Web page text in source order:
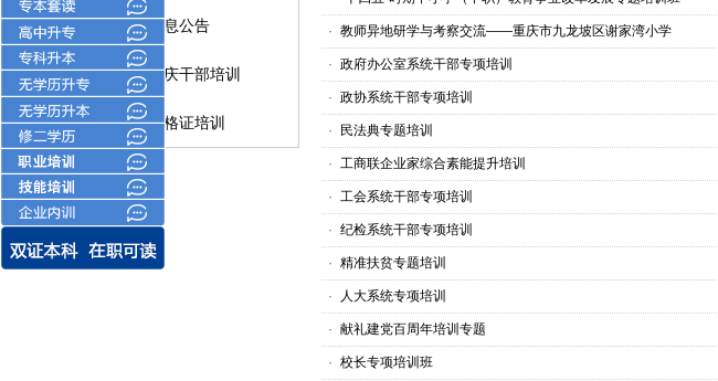
信息公告
重庆干部培训
资格证培训
· 教师异地研学与考察交流——重庆市九龙坡区谢家湾小学
· 政府办公室系统干部专项培训
· 政协系统干部专项培训
· 民法典专题培训
· 工商联企业家综合素能提升培训
· 工会系统干部专项培训
· 纪检系统干部专项培训
· 精准扶贫专题培训
· 人大系统专项培训
· 献礼建党百周年培训专题
· 校长专项培训班